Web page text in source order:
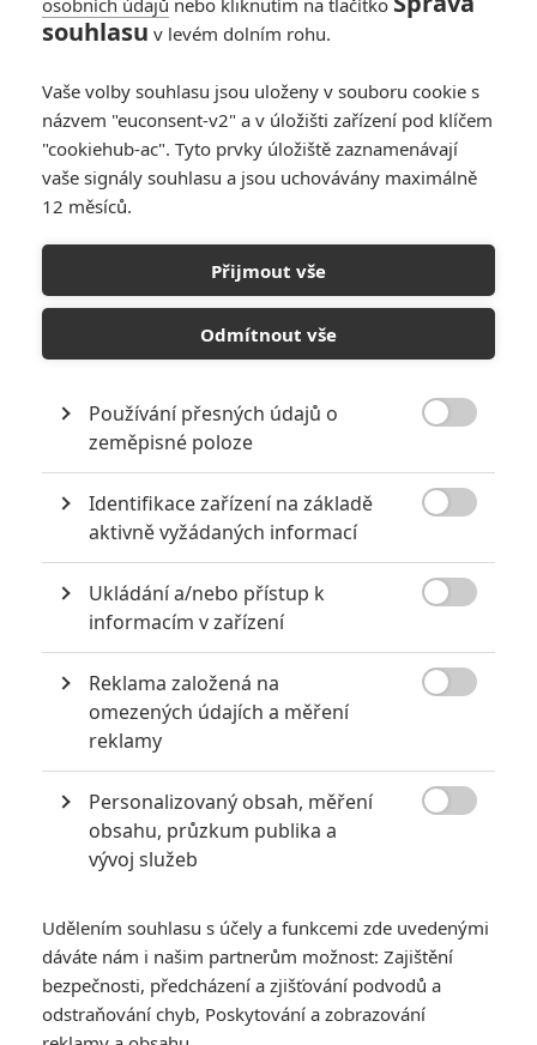
Lionsgate
Zobrazit dalších 12 obrázků
Jak by se "Saw podle Rocka" mohlo jmenovat?
Nové a, doufejme, lepší zítřky má před sebou hororová
, kterou mají k úspěchu nasměrovat herec a
scenáristéPete Goldfingera Josh Stolberg
. Rock nabídl
Lionsgatenámět na pokračování, to jej s nadšením
přijalo a projekt dostal zelenou. Snímek je momentálně ve
fázi post-produkce a Rock, který již zhlédl hrubý sestřih, nás
nedávno ujistil, žehumoru sice přibude, avšak o hektolitry
. Vyjma
pojetí připravovaného filmu se též neustále řešil a nadále řeší
Donor, přičemž nyní se ocitlo ve hře pojmenováníSpiral:
From the Book of Saw.
Saw: V restartu horové série se objeví Samuel
Domněnka má kořeny na webových stránkách kanadské
filmové distribuční společnosti
nic nebylo do této chvíle oficiálně potvrzeno. Název by dával
vcelku i smysl, neboť sága (zejména snímekJigsaw)
rozvíjela myšlenku, že by se z filosofie a učení sériového
vraha Johna Kramera stalo temné náboženství hodné
osobních údajů nebo kliknutím na tlačítko
souhlasu v levém dolním rohu.
Vaše volby souhlasu jsou uloženy v souboru cookie s
názvem "euconsent-v2" a v úložišti zařízení pod klíčem
"cookiehub-ac". Tyto prvky úložiště zaznamenávají
vaše signály souhlasu a jsou uchovávány maximálně
12 měsíců.
Přijmout vše
Odmítnout vše
Používání přesných údajů o
zeměpisné poloze
Identifikace zařízení na základě
aktivně vyžádaných informací
Ukládání a/nebo přístup k
informacím v zařízení
Reklama založená na
omezených údajích a měření
reklamy
Personalizovaný obsah, měření
obsahu, průzkum publika a
vývoj služeb
Udělením souhlasu s účely a funkcemi zde uvedenými
dáváte nám i našim partnerům možnost: Zajištění
bezpečnosti, předcházení a zjišťování podvodů a
odstraňování chyb, Poskytování a zobrazování